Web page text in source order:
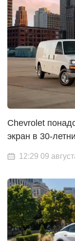
Chevrolet
экран в 30-
12:29 09